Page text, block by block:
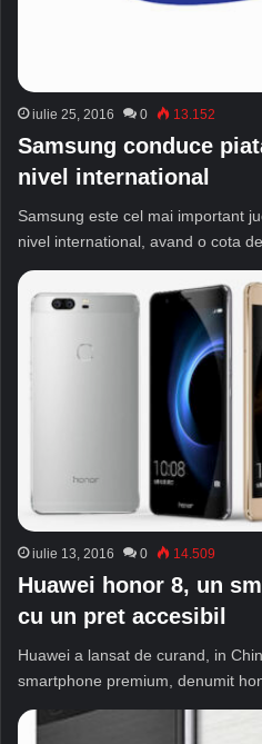
iulie 25, 2016 0 13.152
Samsung conduce
nivel international
Samsung este cel mai important
nivel international, avand o cota
iulie 13, 2016 0 14.509
Huawei honor 8, un
cu un pret accesibil
Huawei a lansat de curand, in
smartphone premium, denumit